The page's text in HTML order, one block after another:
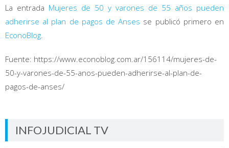
La entrada Mujeres de 50 y varones de 55 años pueden
adherirse al plan de pagos de Anses se publicó primero en
EconoBlog
Fuente: https://www.econoblog.com.ar/156114/mujeres-de-
50-y-varones-de-55-anos-pueden-adherirse-al-plan-de-
pagos-de-anses/
INFOJUDICIAL TV